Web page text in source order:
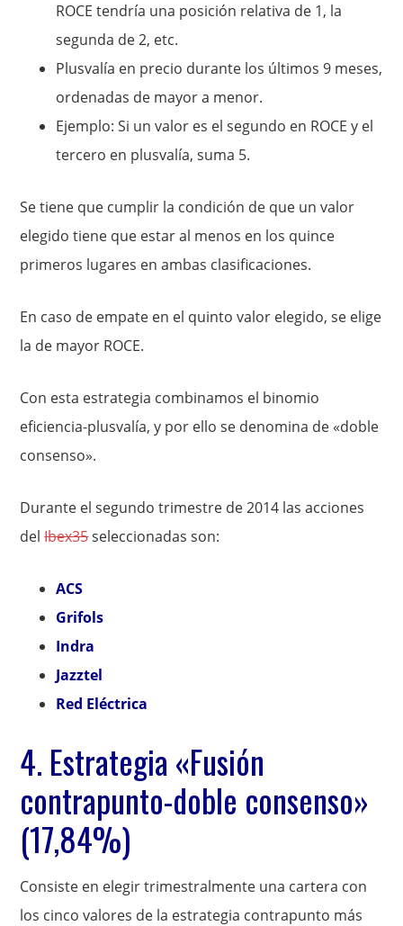
ROCE tendría una posición relativa de 1, la
segunda de 2, etc.
Plusvalía en precio durante los últimos 9 meses,
ordenadas de mayor a menor.
Ejemplo: Si un valor es el segundo en ROCE y el
tercero en plusvalía, suma 5.
Se tiene que cumplir la condición de que un valor
elegido tiene que estar al menos en los quince
primeros lugares en ambas clasificaciones.
En caso de empate en el quinto valor elegido, se elige
la de mayor ROCE.
Con esta estrategia combinamos el binomio
eficiencia-plusvalía, y por ello se denomina de «doble
consenso».
Durante el segundo trimestre de 2014 las acciones
delIbex35seleccionadas son:
ACS
Grifols
Indra
Jazztel
Red Eléctrica
4. Estrategia «Fusión
contrapunto-doble consenso»
(17,84%)
Consiste en elegir trimestralmente una cartera con
los cinco valores de la estrategia contrapunto más